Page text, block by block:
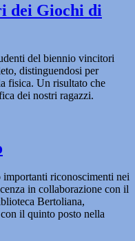
dei Giochi di
del biennio vincitori
distinguendosi per
fisica. Un risultato che
dei nostri ragazzi.
riconoscimenti nei
in collaborazione con il
Bertoliana,
il quinto posto nella